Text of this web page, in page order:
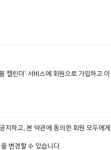
캘린더’ 서비스에 회원으로 가입하
하고, 본 약관에 동의한 회원 모두에
변경할 수 있습니다.